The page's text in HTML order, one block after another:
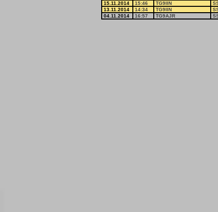
15.11.2014
15:46 TG9IIN
13.11.2014
14:34 TG9IIN
04.11.2014
16:57 TG9AJR